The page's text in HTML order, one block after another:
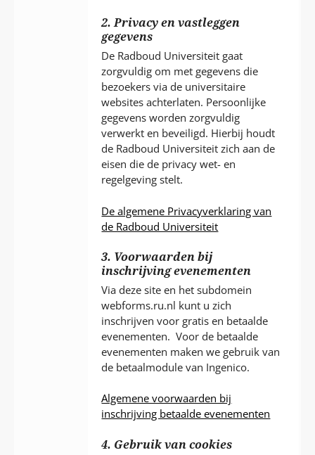
2. Privacy en vastleggen
gegevens
De Radboud Universiteit gaat
zorgvuldig om met gegevens die
bezoekers via de universitaire
websites achterlaten. Persoonlijke
gegevens worden zorgvuldig
verwerkt en beveiligd. Hierbij houdt
de Radboud Universiteit zich aan de
eisen die de privacy wet- en
regelgeving stelt.
De algemene Privacyverklaring van
de Radboud Universiteit
3. Voorwaarden bij
inschrijving evenementen
Via deze site en het subdomein
webforms.ru.nl kunt u zich
inschrijven voor gratis en betaalde
evenementen. Voor de betaalde
evenementen maken we gebruik van
de betaalmodule van Ingenico.
Algemene voorwaarden bij
inschrijving betaalde evenementen
4. Gebruik van cookies